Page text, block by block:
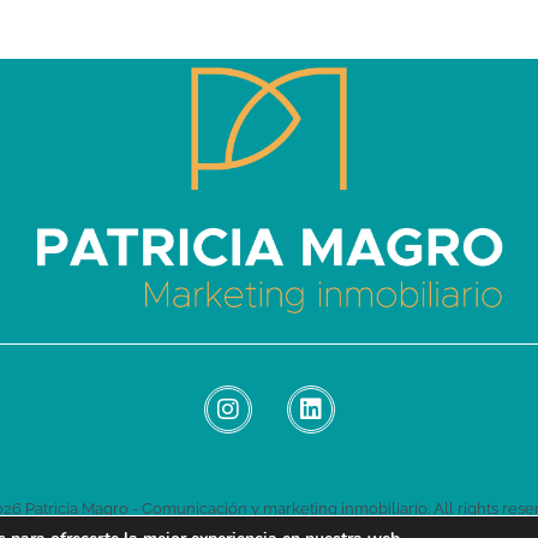
Patricia Magro - Comunicación y marketing inmobiliario
Patricia Magro - Comunicación y marketing inmobiliario. All rights